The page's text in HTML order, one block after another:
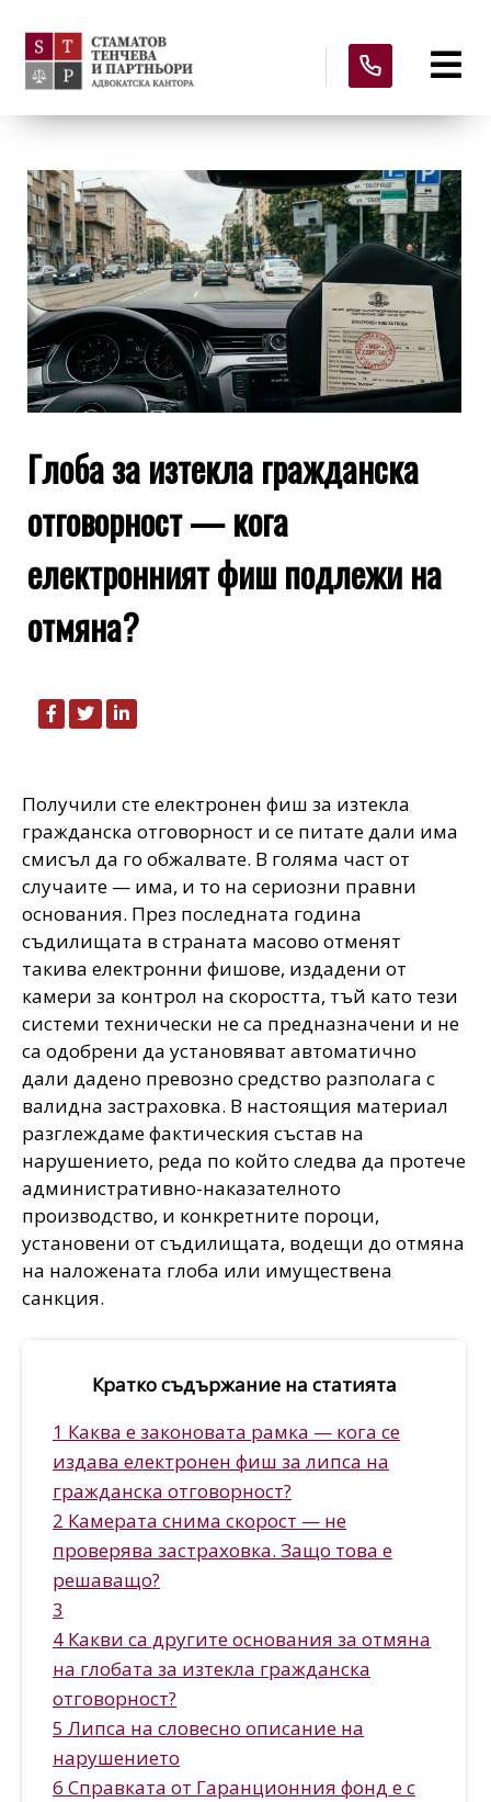
Глоба за изтекла гражданска
отговорност — кога
електронният фиш подлежи на
отмяна?
Получили сте електронен фиш за изтекла
гражданска отговорност и се питате дали има
смисъл да го обжалвате. В голяма част от
случаите — има, и то на сериозни правни
основания. През последната година
съдилищата в страната масово отменят
такива електронни фишове, издадени от
камери за контрол на скоростта, тъй като тези
системи технически не са предназначени и не
са одобрени да установяват автоматично
дали дадено превозно средство разполага с
валидна застраховка. В настоящия материал
разглеждаме фактическия състав на
нарушението, реда по който следва да протече
административно-наказателното
производство, и конкретните пороци,
установени от съдилищата, водещи до отмяна
на наложената глоба или имуществена
санкция.
Кратко съдържание на статията
1 Каква е законовата рамка — кога се
издава електронен фиш за липса на
гражданска отговорност?
2 Камерата снима скорост — не
проверява застраховка. Защо това е
решаващо?
3
4 Какви са другите основания за отмяна
на глобата за изтекла гражданска
отговорност?
5 Липса на словесно описание на
нарушението
6 Справката от Гаранционния фонд е с